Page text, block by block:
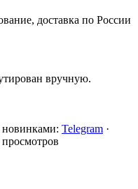
доставка по России
вручную.
новинками: Telegram ·